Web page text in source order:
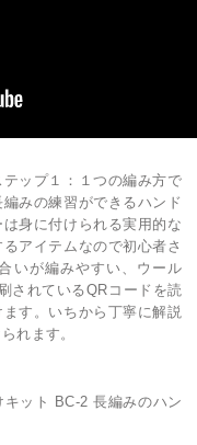
ップ１：１つの編み方で
みの練習ができるハンド
身に付けられる実用的な
アイテムなので初心者さ
いが編みやすい、ウール
されているQRコードを読
す。いちから丁寧に解説
れます。
ット BC-2 長編みのハン